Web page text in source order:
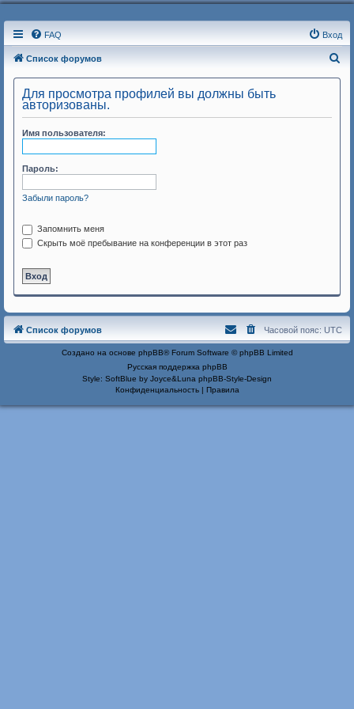
FAQ Вход
Список форумов
Для просмотра профилей вы должны быть
авторизованы.
Имя пользователя:
Пароль:
Забыли пароль?
Запомнить меня
Скрыть моё пребывание на конференции в этот раз
Список форумов Часовой пояс: UTC
Создано на основе phpBB® Forum Software © phpBB Limited
Русская поддержка phpBB
Style: SoftBlue by Joyce&Luna phpBB-Style-Design
Конфиденциальность| Правила